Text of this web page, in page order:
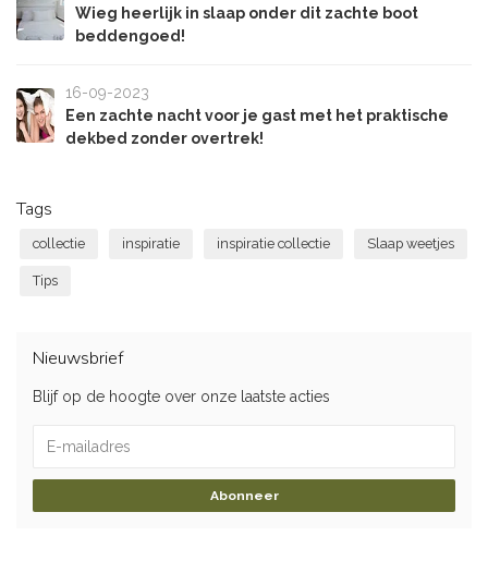
Wieg heerlijk in slaap onder dit zachte boot
beddengoed!
16-09-2023
Een zachte nacht voor je gast met het praktische
dekbed zonder overtrek!
Tags
collectie inspiratie inspiratie collectie Slaap weetjes
Tips
Nieuwsbrief
Blijf op de hoogte over onze laatste acties
Abonneer